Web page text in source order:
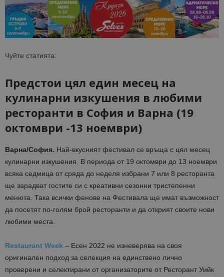
Чуйте статията:
Предстои цял един месец на
кулинарни изкушения в любими
ресторанти в София и Варна (19
октомври -13 ноември)
Варна/София. Най-вкусният фестивал се връща с цял месец
кулинарни изкушения. В периода от 19 октомври до 13 ноември
всяка седмица от сряда до неделя избрани 7 или 8 ресторанта
ще зарадват гостите си с креативни сезонни тристепенни
менюта. Така всички фенове на Фестивала ще имат възможност
да посетят по-голям брой ресторанти и да открият своите нови
любими места.
Restaurant Week – Есен 2022 не изневерява на своя
оригинален подход за селекция на единствено лично
проверени и селектирани от организаторите от Ресторант Уийк